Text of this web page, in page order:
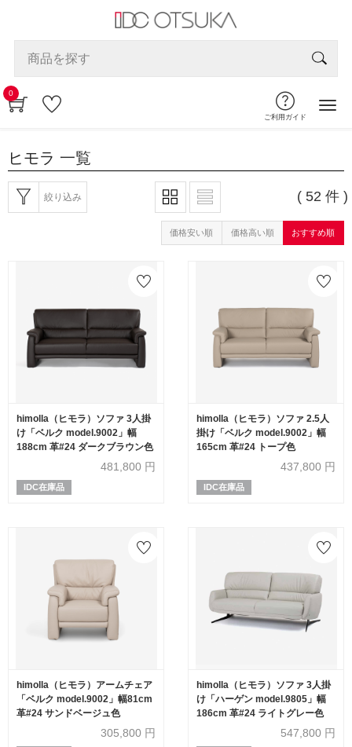
0
ご利用ガイド
ヒモラ 一覧
絞り込み ( 52 件 )
価格安い順 価格高い順 おすすめ順
himolla（ヒモラ）ソファ 3人掛
け「ベルク model.9002」幅
188cm 革#24 ダークブラウン色
481,800 円
IDC在庫品
himolla（ヒモラ）ソファ 2.5人
掛け「ベルク model.9002」幅
165cm 革#24 トープ色
437,800 円
IDC在庫品
himolla（ヒモラ）アームチェア
「ベルク model.9002」幅81cm
革#24 サンドベージュ色
305,800 円
himolla（ヒモラ）ソファ 3人掛
け「ハーゲン model.9805」幅
186cm 革#24 ライトグレー色
547,800 円